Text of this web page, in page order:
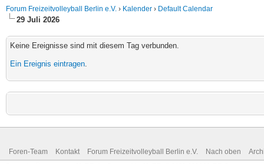
Forum Freizeitvolleyball Berlin e.V. › Kalender › Default Calendar
29 Juli 2026
Keine Ereignisse sind mit diesem Tag verbunden.
Ein Ereignis eintragen.
Foren-Team Kontakt Forum Freizeitvolleyball Berlin e.V. Nach oben